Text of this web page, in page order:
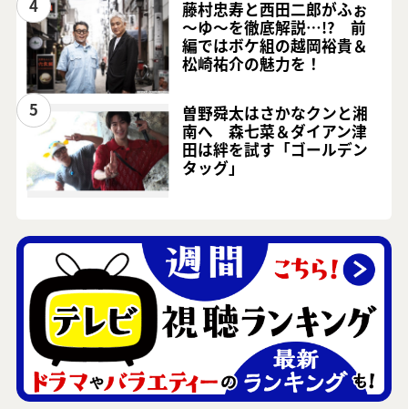
4
藤村忠寿と西田二郎がふぉ
～ゆ～を徹底解説…!? 前
編ではボケ組の越岡裕貴＆
松崎祐介の魅力を！
5
曽野舜太はさかなクンと湘
南へ 森七菜＆ダイアン津
田は絆を試す「ゴールデン
タッグ」